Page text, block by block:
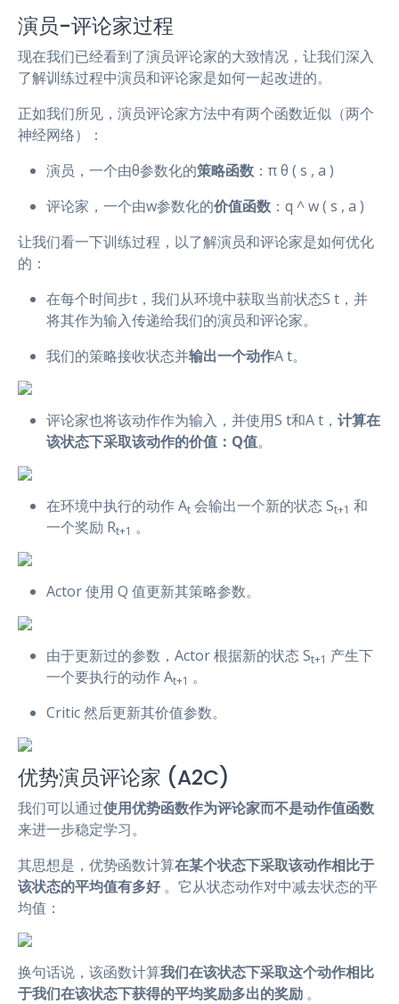
演员-评论家过程
现在我们已经看到了演员评论家的大致情况，让我们深入
了解训练过程中演员和评论家是如何一起改进的。
正如我们所见，演员评论家方法中有两个函数近似（两个
神经网络）：
演员，一个由θ参数化的策略函数 ：π θ ( s , a )
评论家，一个由w参数化的价值函数 ：q ^ w ( s , a )
让我们看一下训练过程，以了解演员和评论家是如何优化
的：
在每个时间步t，我们从环境中获取当前状态S t，并
将其作为输入传递给我们的演员和评论家。
我们的策略接收状态并输出一个动作A t。
评论家也将该动作作为输入，并使用S t和A t， 计算在
该状态下采取该动作的价值：Q值。
在环境中执行的动作 At 会输出一个新的状态 St+1 和
一个奖励 Rt+1 。
Actor 使用 Q 值更新其策略参数。
由于更新过的参数，Actor 根据新的状态 St+1 产生下
一个要执行的动作 At+1 。
Critic 然后更新其价值参数。
优势演员评论家 (A2C)
我们可以通过使用优势函数作为评论家而不是动作值函数
来进一步稳定学习。
其思想是，优势函数计算在某个状态下采取该动作相比于
该状态的平均值有多好。它从状态动作对中减去状态的平
均值：
换句话说，该函数计算我们在该状态下采取这个动作相比
于我们在该状态下获得的平均奖励多出的奖励 。